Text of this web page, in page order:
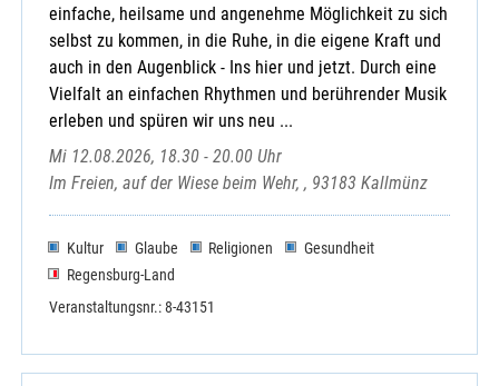
einfache, heilsame und angenehme Möglichkeit zu sich
selbst zu kommen, in die Ruhe, in die eigene Kraft und
auch in den Augenblick - Ins hier und jetzt. Durch eine
Vielfalt an einfachen Rhythmen und berührender Musik
erleben und spüren wir uns neu ...
Mi 12.08.2026, 18.30 - 20.00 Uhr
Im Freien, auf der Wiese beim Wehr, , 93183 Kallmünz
Kultur Glaube Religionen
Gesundheit
Regensburg-Land
Veranstaltungsnr.: 8-43151